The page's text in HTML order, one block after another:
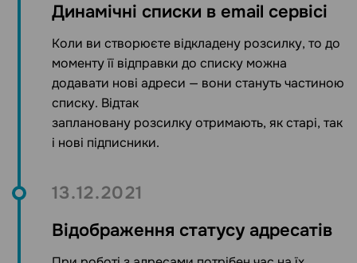
Динамічні списки в email сервісі
Коли ви створюєте відкладену розсилку, то до
моменту її відправки до списку можна
додавати нові адреси — вони стануть частиною
списку. Відтак
заплановану розсилку отримають, як старі, так
і нові підписники.
13.12.2021
Відображення статусу адресатів